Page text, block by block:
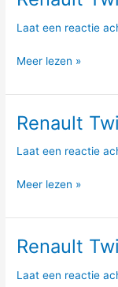
Laat een reactie
1.2
100hp
Meer lezen »
Renault
Laat een reactie
Renault
1.2i
75hp
Meer lezen »
Renault
Laat een reactie
Renault
1.5